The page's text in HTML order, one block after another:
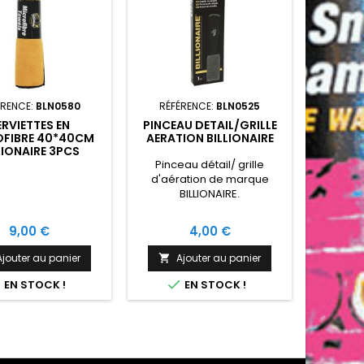
BLN0580
EN
40*40CM
3PCS
Prix
9,00 €
au panier
EN STOCK !
RÉFÉRENCE: BLN0525
PINCEAU DETAIL/GRILLE
AERATION BILLIONAIRE
Pinceau détail/ grille
d'aération de marque
BILLIONAIRE.
Prix
4,00 €
 Ajouter au panier
 EN STOCK !

